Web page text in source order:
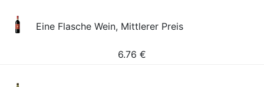
Eine Flasche Wein, Mittlerer Preis
6.76 €